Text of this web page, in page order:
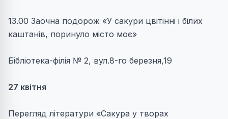
13.00 Заочна подорож «У сакури цвітінні і білих
каштанів, поринуло місто моє»
Бібліотека-філія № 2, вул.8-го березня,19
27 квітня
Перегляд літератури «Сакура у творах